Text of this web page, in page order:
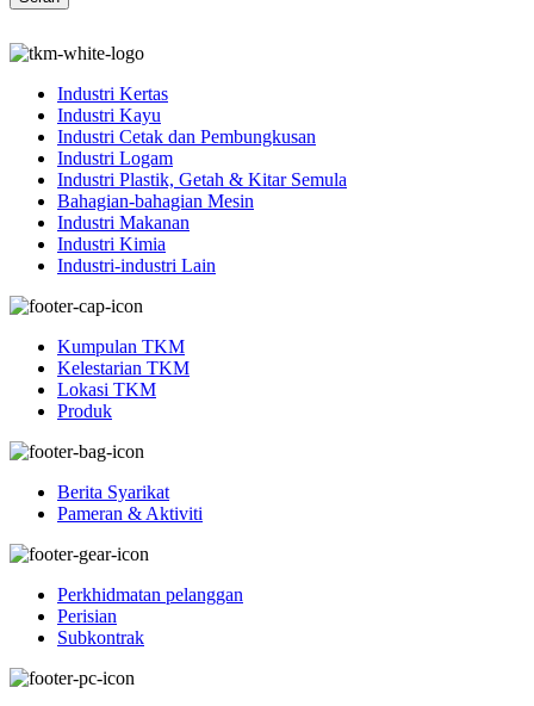
Industri Kertas
Industri Kayu
Industri Cetak dan Pembungkusan
Industri Logam
Industri Plastik, Getah & Kitar Semula
Bahagian-bahagian Mesin
Industri Makanan
Industri Kimia
Industri-industri Lain
Kumpulan TKM
Kelestarian TKM
Lokasi TKM
Produk
Berita Syarikat
Pameran & Aktiviti
Perkhidmatan pelanggan
Perisian
Subkontrak